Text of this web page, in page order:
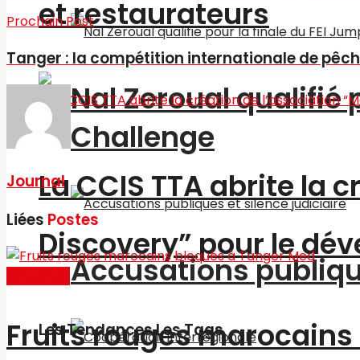
Nal Zeroual qualifié
Challenge
Accusations
et restaurateurs
La CCIS TTA abrite la
Discovery” pour le
Les Tendances Les Tags
Prochain Post
Tanger : la compétition internationale de
Journal
Liées Postes
Fruits rouges